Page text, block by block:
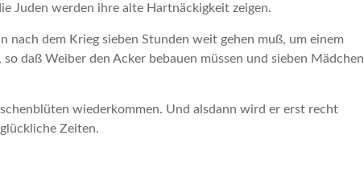
Juden werden ihre alte Hartnäckigkeit zeigen.
nach dem Krieg sieben Stunden weit gehen muß, um einem
daß Weiber den Acker bebauen müssen und sieben Mädchen
wiederkommen. Und alsdann wird er erst recht
Zeiten.